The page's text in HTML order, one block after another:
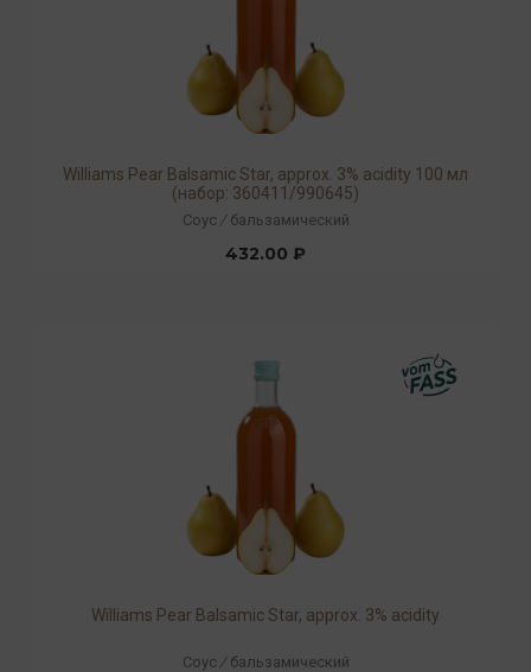
Williams Pear Balsamic Star, approx. 3% acidity 100 мл
(набор: 360411/990645)
Соус / бальзамический
432.00 ₽
Williams Pear Balsamic Star, approx. 3% acidity
Соус / бальзамический